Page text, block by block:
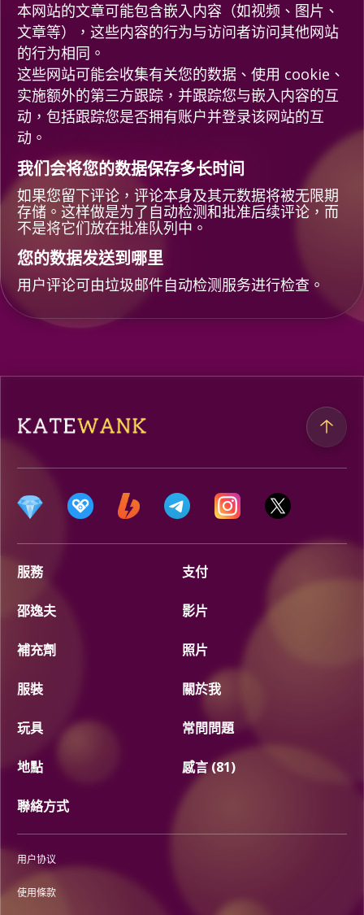
本网站的文章可能包含嵌入内容（如视频、图片、
文章等），这些内容的行为与访问者访问其他网站
的行为相同。
这些网站可能会收集有关您的数据、使用 cookie、
实施额外的第三方跟踪，并跟踪您与嵌入内容的互
动，包括跟踪您是否拥有账户并登录该网站的互
动。
我们会将您的数据保存多长时间
如果您留下评论，评论本身及其元数据将被无限期
存储。这样做是为了自动检测和批准后续评论，而
不是将它们放在批准队列中。
您的数据发送到哪里
用户评论可由垃圾邮件自动检测服务进行检查。
服務
邵逸夫
補充劑
支付
影片
照片
服裝
玩具
地點
關於我
常問問題
感言 (81)
聯絡方式
用户协议
使用條款